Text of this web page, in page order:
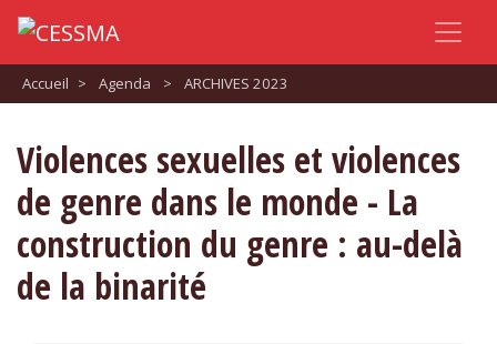
Accueil > Agenda > ARCHIVES 2023
Violences sexuelles et violences
de genre dans le monde - La
construction du genre : au-delà
de la binarité